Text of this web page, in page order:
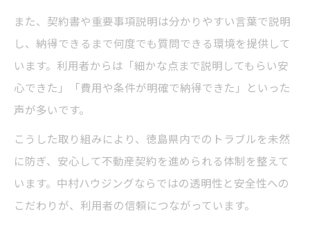
また、契約書や重要事項説明は分かりやすい言葉で説明
し、納得できるまで何度でも質問できる環境を提供して
います。利用者からは「細かな点まで説明してもらい安
心できた」「費用や条件が明確で納得できた」といった
声が多いです。
こうした取り組みにより、徳島県内でのトラブルを未然
に防ぎ、安心して不動産契約を進められる体制を整えて
います。中村ハウジングならではの透明性と安全性への
こだわりが、利用者の信頼につながっています。